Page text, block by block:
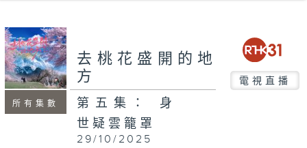
所有集數
去桃花盛開的地
方
電視直播
第五集： 身
世疑雲籠罩
29/10/2025